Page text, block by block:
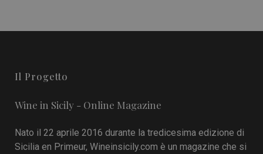
Il Progetto
Wine in Sicily - Online Magazine
Nato il 22 aprile 2016 durante la tredicesima edizione di
Sicilia en Primeur, Wineinsicily.com è un magazine che si